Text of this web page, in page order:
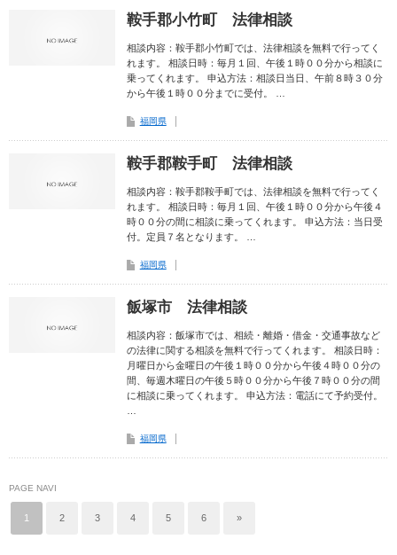
鞍手郡小竹町 法律相談
相談内容：鞍手郡小竹町では、法律相談を無料で行ってく
れます。 相談日時：毎月１回、午後１時００分から相談に
乗ってくれます。 申込方法：相談日当日、午前８時３０分
から午後１時００分までに受付。 …
福岡県
鞍手郡鞍手町 法律相談
相談内容：鞍手郡鞍手町では、法律相談を無料で行ってく
れます。 相談日時：毎月１回、午後１時００分から午後４
時００分の間に相談に乗ってくれます。 申込方法：当日受
付。定員７名となります。 …
福岡県
飯塚市 法律相談
相談内容：飯塚市では、相続・離婚・借金・交通事故など
の法律に関する相談を無料で行ってくれます。 相談日時：
月曜日から金曜日の午後１時００分から午後４時００分の
間、毎週木曜日の午後５時００分から午後７時００分の間
に相談に乗ってくれます。 申込方法：電話にて予約受付。
福岡県
PAGE NAVI
1 2 3 4 5 6 »